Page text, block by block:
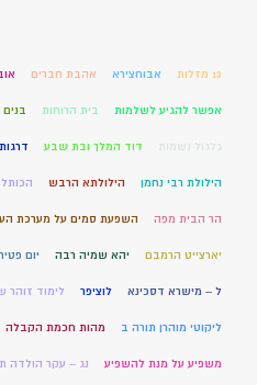
13 מזלות אבוחצירא אהבת חברים
אפשר להגיע לשלמות בית הרוחות בנים
גלגול נשמות דוד המלך ובת שבע
הילולת רבי נחמן הילולתא הרבש הכותל
הר הבית מפה השפעת סמים על מערכת
יארצייט הרמבם יהא שמיה רבה יום
ל – מישרא דסכינא לוציפר לימוד זוהר
ליקוטי מוהרן תורה ב מהות חכמת הקבלה
משפיע על מנת להשפיע נג – עקר הולדה